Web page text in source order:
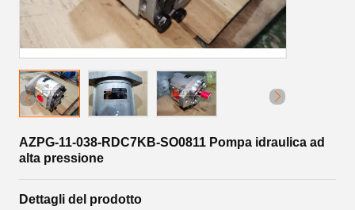
AZPG-11-038-RDC7KB-SO0811 Pompa idraulica ad
alta pressione
Dettagli del prodotto